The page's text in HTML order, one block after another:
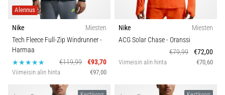
Alennus
Nike
Miesten
Tech Fleece Full-Zip Windrunner-
Harmaa
€119,99
€93,70
Viimeisin alin hinta €97,00
Nike
Miesten
ACG Solar Chase- Oranssi
€79,99
€72,00
Viimeisin alin hinta €70,60